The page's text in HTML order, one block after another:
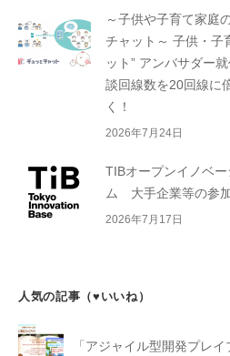
～子供や子育て家庭
チャット～ 子供・子
ット” アンバサダー
談回線数を20回線に
く！
2026年7月24日
TIBオープンイノベ
ム 大手企業等の参
2026年7月17日
人気の記事（♥いいね）
「アジャイル型開発プレ